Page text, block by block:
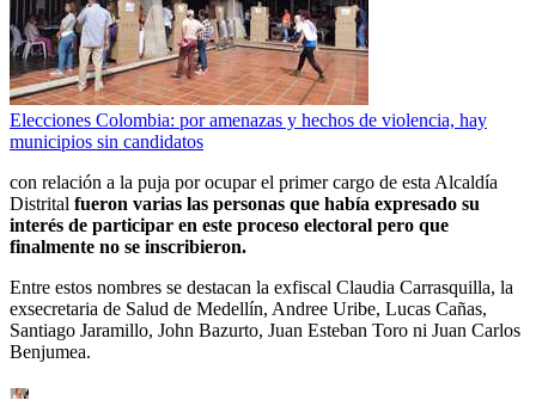
Elecciones Colombia: por amenazas y hechos de violencia, hay
municipios sin candidatos
con relación a la puja por ocupar el primer cargo de esta Alcaldía
Distrital fueron varias las personas que había expresado su
interés de participar en este proceso electoral pero que
finalmente no se inscribieron.
Entre estos nombres se destacan la exfiscal Claudia Carrasquilla, la
exsecretaria de Salud de Medellín, Andree Uribe, Lucas Cañas,
Santiago Jaramillo, John Bazurto, Juan Esteban Toro ni Juan Carlos
Benjumea.